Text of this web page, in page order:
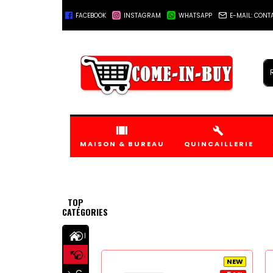
FACEBOOK INSTAGRAM WHATSAPP E-MAIL:
MAISON & BUREAU QUINCAILLERIE
TOP
CATÉGORIES
NEW